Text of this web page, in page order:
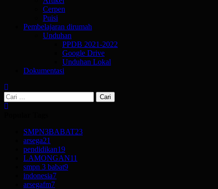
Cerpen
Puisi
Pembelajaran dirumah
Unduhan
PPDB 2021-2022
Google Drive
Unduhan Lokal
Dokumentasi
Cari
untuk:
SMPN3BABAT23
arsega21
pendidikan19
LAMONGAN11
smpn 3 babat9
indonesia7
arsegafm7